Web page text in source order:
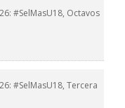
#SelMasU18, Octavos
#SelMasU18, Tercera